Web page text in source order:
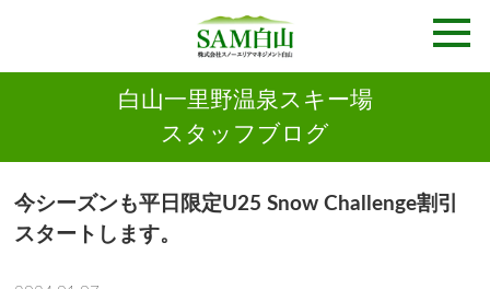
白山一里野温泉スキー場
スタッフブログ
今シーズンも平日限定U25 Snow Challenge割引
スタートします。